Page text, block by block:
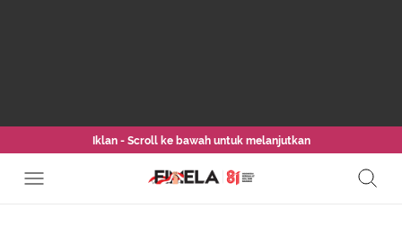
Iklan - Scroll ke bawah untuk melanjutkan